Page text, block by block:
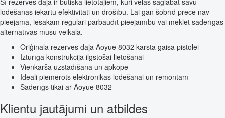
lodēšanas iekārtu efektivitāti un drošību. Lai gan šobrīd prece nav
pieejama, iesakām regulāri pārbaudīt pieejamību vai meklēt saderīgas
alternatīvas mūsu veikalā.
Oriģināla rezerves daļa Aoyue 8032 karstā gaisa pistolei
Izturīga konstrukcija ilgstošai lietošanai
Vienkārša uzstādīšana un apkope
Ideāli piemērots elektronikas lodēšanai un remontam
Saderīgs tikai ar Aoyue 8032
Klientu jautājumi un atbildes